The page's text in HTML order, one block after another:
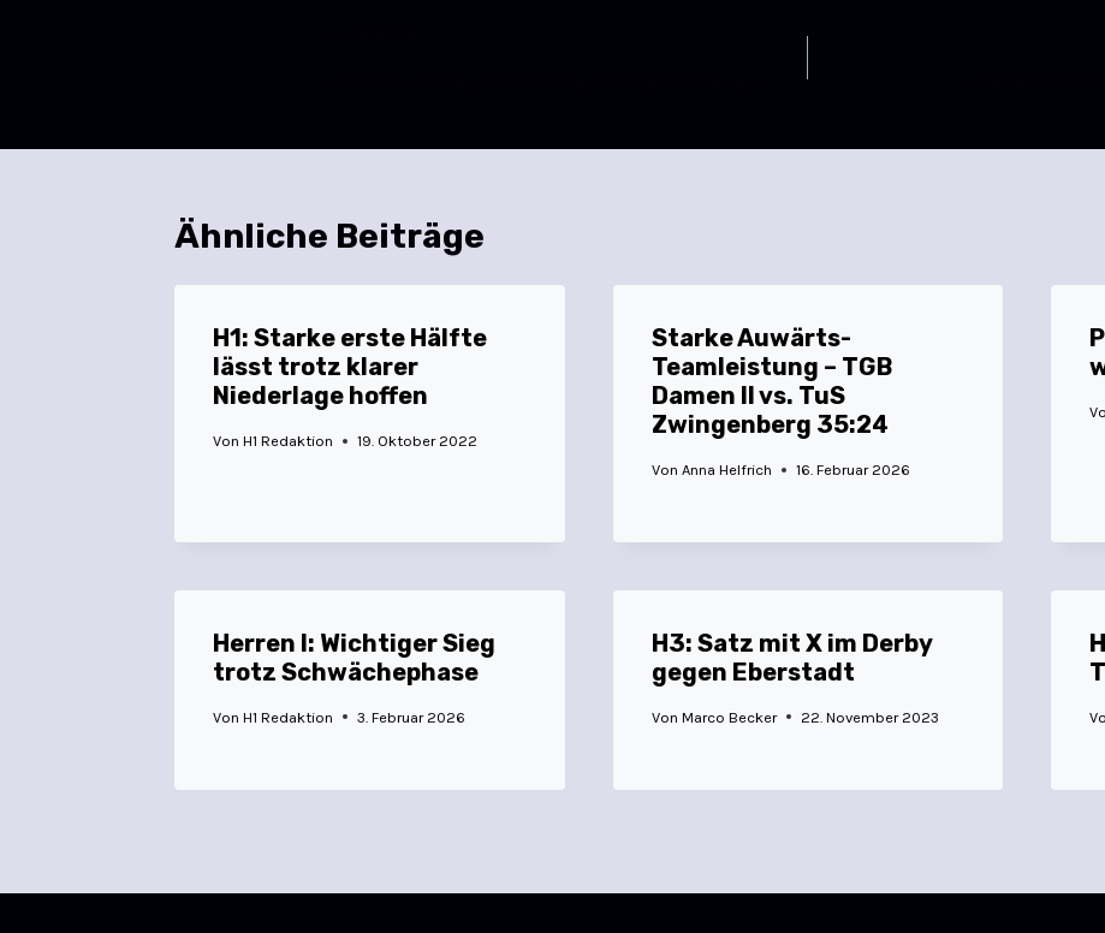
Ähnliche Beiträge
H1: Starke erste Hälfte
lässt trotz klarer
Niederlage hoffen
Von H1 Redaktion 19. Oktober 2022
Starke Auwärts-
Teamleistung – TGB
Damen II vs. TuS
Zwingenberg 35:24
Von Anna Helfrich 16. Februar 2026
Herren I: Wichtiger Sieg
trotz Schwächephase
Von H1 Redaktion 3. Februar 2026
H3: Satz mit X im Derby
gegen Eberstadt
Von Marco Becker 22. November 2023